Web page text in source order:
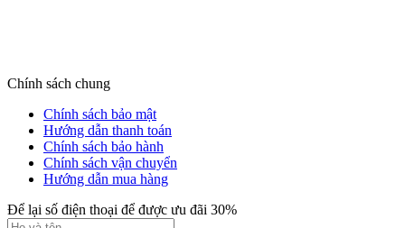
Chính sách chung
Chính sách bảo mật
Hướng dẫn thanh toán
Chính sách bảo hành
Chính sách vận chuyển
Hướng dẫn mua hàng
Để lại số điện thoại để được ưu đãi 30%